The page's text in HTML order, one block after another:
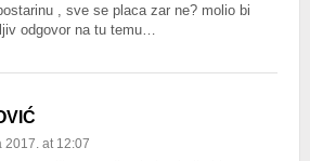
, sve se placa zar ne? molio bi
odgovor na tu temu…
2017. at 12:07